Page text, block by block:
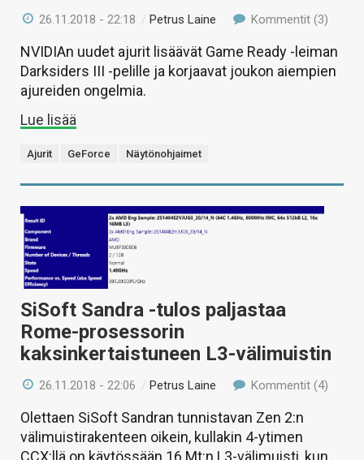
26.11.2018 - 22:18 /Petrus Laine Kommentit (3)
NVIDIAn uudet ajurit lisäävät Game Ready -leiman
Darksiders III -pelille ja korjaavat joukon aiempien
ajureiden ongelmia.
Lue lisää
Ajurit GeForce Näytönohjaimet
SiSoft Sandra -tulos paljastaa
Rome-prosessorin
kaksinkertaistuneen L3-välimuistin
26.11.2018 - 22:06 /Petrus Laine Kommentit (4)
Olettaen SiSoft Sandran tunnistavan Zen 2:n
välimuistirakenteen oikein, kullakin 4-ytimen
CCX:llä on käytössään 16 Mt:n L3-välimuisti, kun